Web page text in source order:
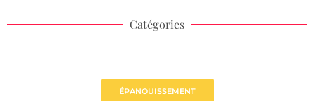
Catégories
ÉPANOUISSEMENT